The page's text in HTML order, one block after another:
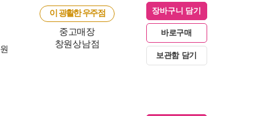
이 광활한 우주점
중고매장
창원상남점
장바구니 담기
바로구매
보관함 담기